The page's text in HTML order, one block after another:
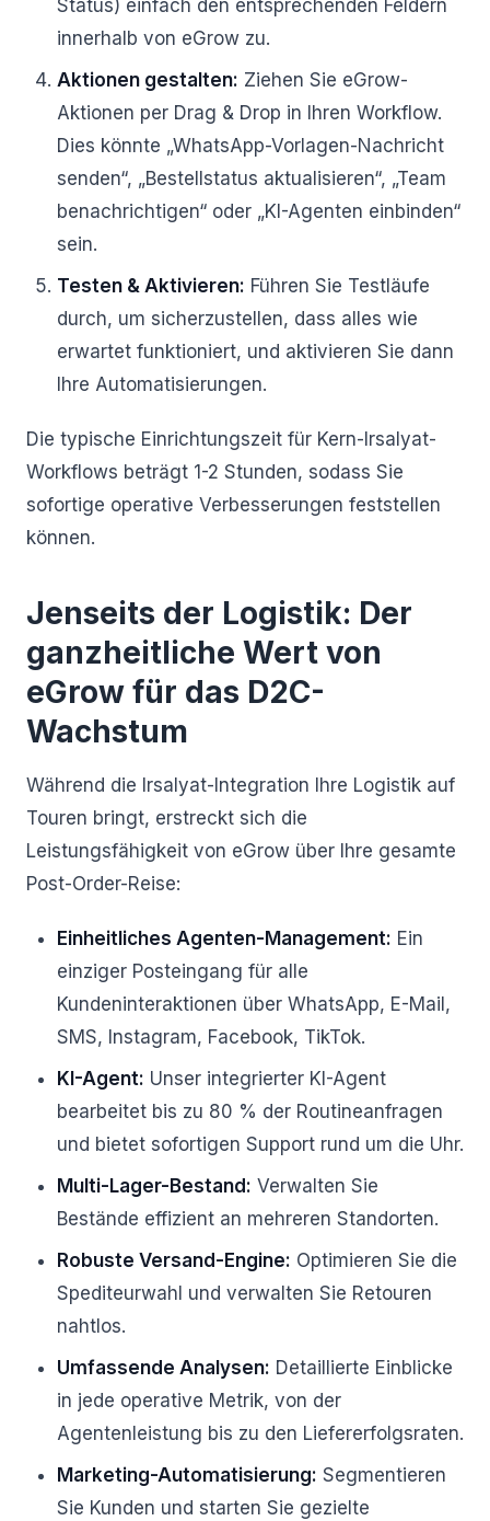
Status) einfach den entsprechenden Feldern
innerhalb von eGrow zu.
Aktionen gestalten: Ziehen Sie eGrow-
Aktionen per Drag & Drop in Ihren Workflow.
Dies könnte „WhatsApp-Vorlagen-Nachricht
senden“, „Bestellstatus aktualisieren“, „Team
benachrichtigen“ oder „KI-Agenten einbinden“
sein.
Testen & Aktivieren: Führen Sie Testläufe
durch, um sicherzustellen, dass alles wie
erwartet funktioniert, und aktivieren Sie dann
Ihre Automatisierungen.
Die typische Einrichtungszeit für Kern-Irsalyat-
Workflows beträgt 1-2 Stunden, sodass Sie
sofortige operative Verbesserungen feststellen
können.
Jenseits der Logistik: Der
ganzheitliche Wert von
eGrow für das D2C-
Wachstum
Während die Irsalyat-Integration Ihre Logistik auf
Touren bringt, erstreckt sich die
Leistungsfähigkeit von eGrow über Ihre gesamte
Post-Order-Reise:
Einheitliches Agenten-Management: Ein
einziger Posteingang für alle
Kundeninteraktionen über WhatsApp, E-Mail,
SMS, Instagram, Facebook, TikTok.
KI-Agent: Unser integrierter KI-Agent
bearbeitet bis zu 80 % der Routineanfragen
und bietet sofortigen Support rund um die Uhr.
Multi-Lager-Bestand: Verwalten Sie
Bestände effizient an mehreren Standorten.
Robuste Versand-Engine: Optimieren Sie die
Spediteurwahl und verwalten Sie Retouren
nahtlos.
Umfassende Analysen: Detaillierte Einblicke
in jede operative Metrik, von der
Agentenleistung bis zu den Liefererfolgsraten.
Marketing-Automatisierung: Segmentieren
Sie Kunden und starten Sie gezielte